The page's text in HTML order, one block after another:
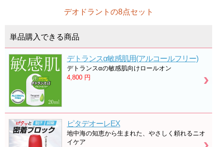
デオドラントの8点セット
単品購入できる商品
デトランスα敏感肌用(アルコールフリー)
デトランスαの敏感肌向けロールオン
4,800 円
ピタデオーレEX
地中海の知恵から生まれた、やさしく頼れるニオ
イケア